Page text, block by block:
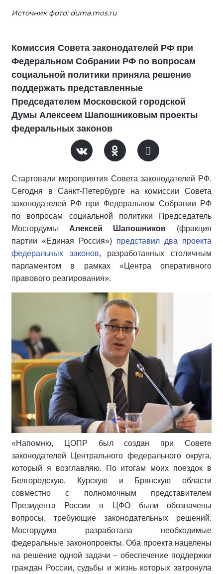
Источник фото: duma.mos.ru
Комиссия Совета законодателей РФ при
Федеральном Собрании РФ по вопросам
социальной политики приняла решение
поддержать представленные
Председателем Московской городской
Думы Алексеем Шапошниковым проекты
федеральных законов
Стартовали мероприятия Совета законодателей РФ.
Сегодня в Санкт-Петербурге на комиссии Совета
законодателей РФ при Федеральном Собрании РФ
по вопросам социальной политики Председатель
Мосгордумы Алексей Шапошников (фракция
партии «Единая Россия») представил два проекта
федеральных законов, разработанных столичным
парламентом в рамках «Центра оперативного
правового реагирования».
«Напомню, ЦОПР был создан при Совете
законодателей Центрального федерального округа,
который я возглавляю. По итогам моих поездок в
Белгородскую, Курскую и Брянскую области
совместно с полномочным представителем
Президента России в ЦФО были обозначены
вопросы, требующие законодательных решений.
Мосгордума разработала необходимые
федеральные законопроекты. Оба проекта нацелены
на решение одной задачи – обеспечение поддержки
граждан России, судьбы и жизнь которых затронула